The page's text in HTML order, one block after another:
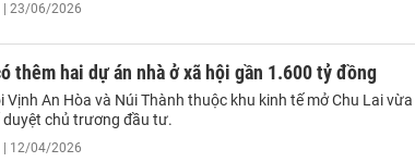
| 23/06/2026
thêm hai dự án nhà ở xã hội gần 1.600 tỷ đồng
Vịnh An Hòa và Núi Thành thuộc khu kinh tế mở Chu Lai vừa
chủ trương đầu tư.
| 12/04/2026